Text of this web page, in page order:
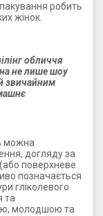
робить
жінок.
обличчя
не лише шоу
звичайним
можна
догляду за
поверхневе
позначається
гліколевого
та
молодшою ​​та